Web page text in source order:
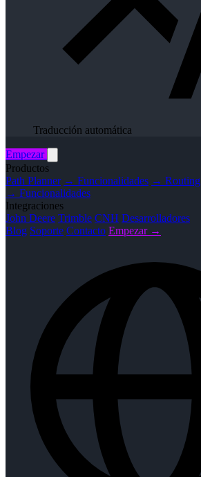
Traducción automática
Empezar
Productos
Path Planner → Funcionalidades → Routing
→ Funcionalidades
Integraciones
John Deere Trimble CNH Desarrolladores
Blog Soporte Contacto Empezar →